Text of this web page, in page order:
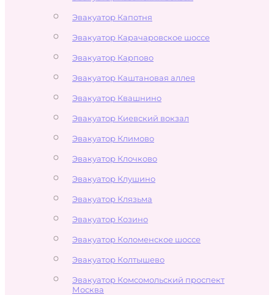
Эвакуатор Капотня
Эвакуатор Карачаровское шоссе
Эвакуатор Карпово
Эвакуатор Каштановая аллея
Эвакуатор Квашнино
Эвакуатор Киевский вокзал
Эвакуатор Климово
Эвакуатор Клочково
Эвакуатор Клушино
Эвакуатор Клязьма
Эвакуатор Козино
Эвакуатор Коломенское шоссе
Эвакуатор Колтышево
Эвакуатор Комсомольский проспект
Москва